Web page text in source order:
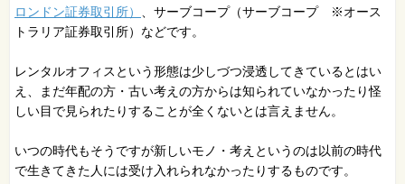
ロンドン証券取引所）
、サーブコープ（サーブコープ ※オース
トラリア証券取引所）などです。
レンタルオフィスという形態は少しづつ浸透してきているとはい
え、まだ年配の方・古い考えの方からは知られていなかったり怪
しい目で見られたりすることが全くないとは言えません。
いつの時代もそうですが新しいモノ・考えというのは以前の時代
で生きてきた人には受け入れられなかったりするものです。